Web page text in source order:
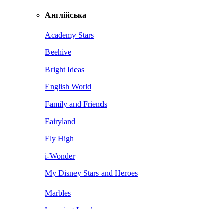
Англійська
Academy Stars
Beehive
Bright Ideas
English World
Family and Friends
Fairyland
Fly High
i-Wonder
My Disney Stars and Heroes
Marbles